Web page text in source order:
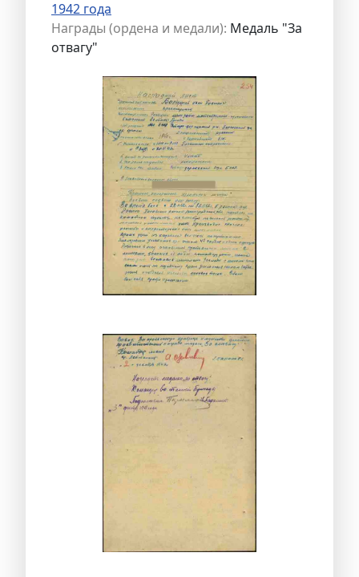
1942 года
Награды (ордена и медали): Медаль "За
отвагу"